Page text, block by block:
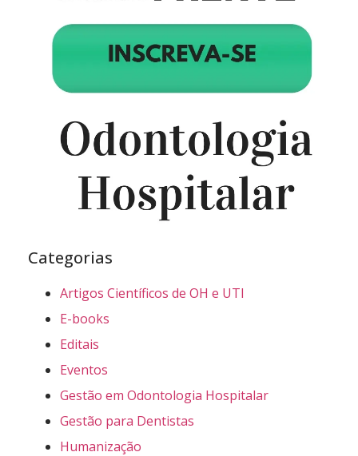
Categorias
Artigos Científicos de OH e UTI
E-books
Editais
Eventos
Gestão em Odontologia Hospitalar
Gestão para Dentistas
Humanização